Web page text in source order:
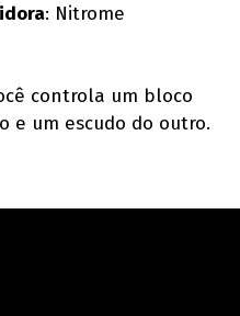
: Nitrome
controla um bloco
e um escudo do outro.